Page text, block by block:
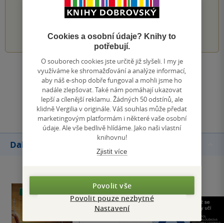
PŘIDEJTE SVÉ HODNOCENÍ KNIHY
Zobrazit všechna hodnocení
Přidat hodnocení
Další knihy autora
Cookies a osobní údaje? Knihy to
potřebují.
O souborech cookies jste určitě již slyšeli. I my je
využíváme ke shromažďování a analýze informací,
aby náš e-shop dobře fungoval a mohli jsme ho
nadále zlepšovat. Také nám pomáhají ukazovat
lepší a cílenější reklamu. Žádných 50 odstínů, ale
klidně Vergilia v originále. Váš souhlas může předat
marketingovým platformám i některé vaše osobní
údaje. Ale vše bedlivě hlídáme. Jako naši vlastní
knihovnu!
Zjistit více
Povolit vše
Povolit pouze nezbytné
Nastavení